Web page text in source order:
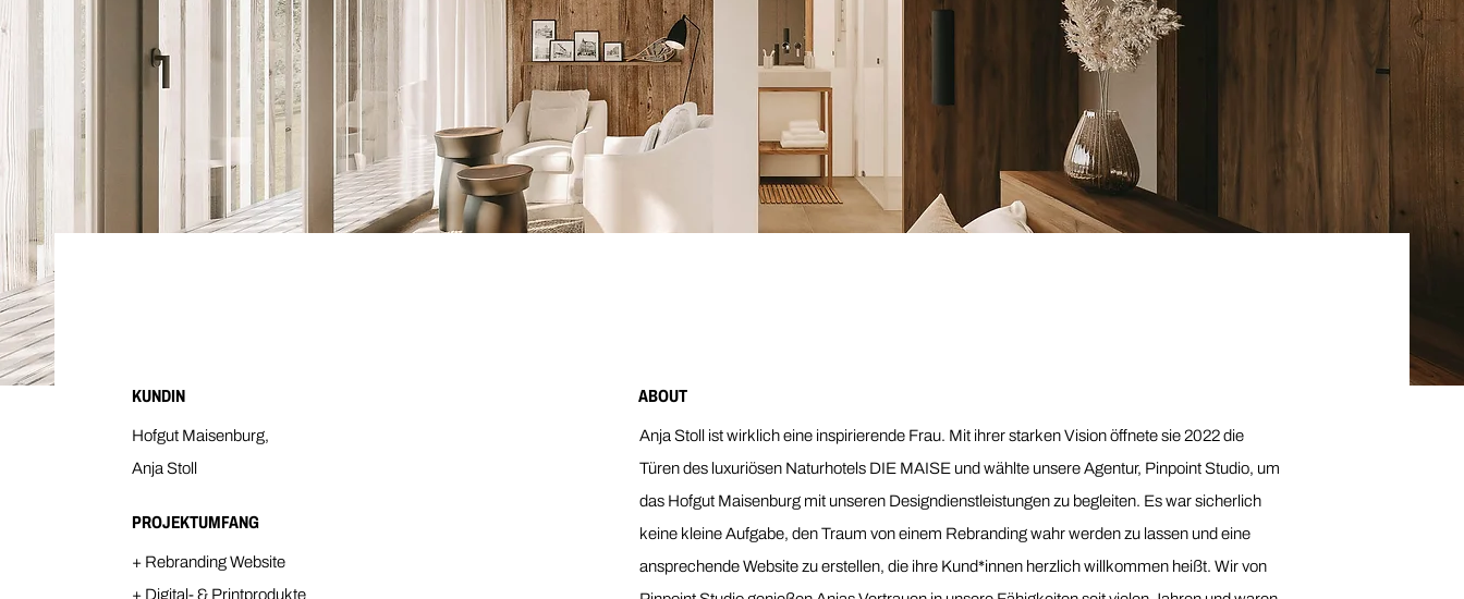
KUNDIN
Hofgut Maisenburg,
Anja Stoll
PROJEKTUMFANG
+ Rebranding Website
+ Digital- & Printprodukte
ABOUT
Anja Stoll ist wirklich eine inspirierende Frau. Mit ihrer starken Vision öffnete sie 2022 die
Türen des luxuriösen Naturhotels DIE MAISE und wählte unsere Agentur, Pinpoint Studio, um
das Hofgut Maisenburg mit unseren Designdienstleistungen zu begleiten. Es war sicherlich
keine kleine Aufgabe, den Traum von einem Rebranding wahr werden zu lassen und eine
ansprechende Website zu erstellen, die ihre Kund*innen herzlich willkommen heißt. Wir von